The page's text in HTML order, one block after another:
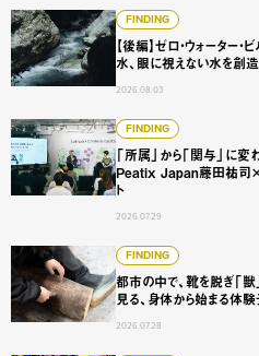
FINDING
【後編】ゼロ・ウォータ
水、眼に視えない水を創
2026.08.03
【後編】ゼロ・ウォーター・
FINDING
「所属」から「関与」に
Peatix Japan藤田祐司
ト
2026.07.29
「所属」から「関与」に変わ
FINDING
都市の中で、靴を脱ぎ「
見る、身体から始まる体
2026.07.28
都市の中で、靴を脱ぎ「獣」